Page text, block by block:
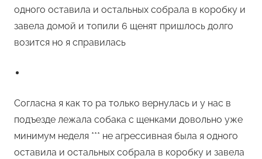
одного оставила и остальных собрала в коробку и
завела домой и топили 6 щенят пришлось долго
возится но я справилась
Согласна я как то ра только вернулась и у нас в
подъезде лежала собака с щенками довольно уже
минимум неделя *** не агрессивная была я одного
оставила и остальных собрала в коробку и завела